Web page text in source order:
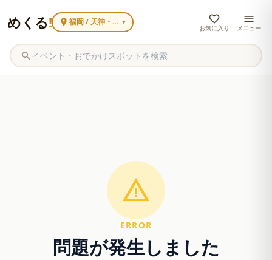
めくる! 福岡 / 天神・大名
▼
お気に入り メニュー
ERROR
問題が発生しました